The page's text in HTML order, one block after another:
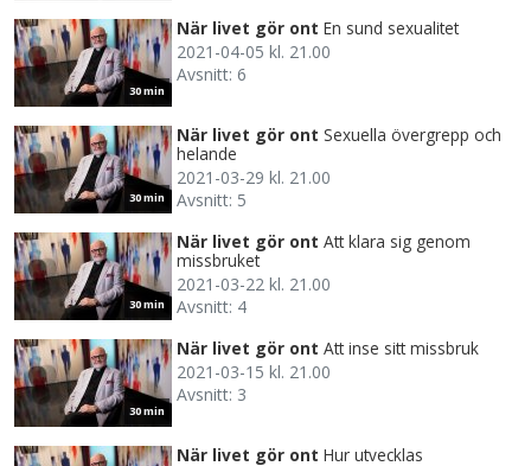
30 min
När livet gör ont En sund sexualitet
2021-04-05 kl. 21.00
Avsnitt: 6
30 min
När livet gör ont Sexuella övergrepp och
helande
2021-03-29 kl. 21.00
Avsnitt: 5
30 min
När livet gör ont Att klara sig genom
missbruket
2021-03-22 kl. 21.00
Avsnitt: 4
30 min
När livet gör ont Att inse sitt missbruk
2021-03-15 kl. 21.00
Avsnitt: 3
När livet gör ont Hur utvecklas